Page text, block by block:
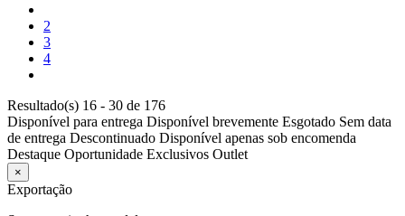
2
3
4
Resultado(s) 16 - 30 de 176
Disponível para entrega Disponível brevemente Esgotado Sem data
de entrega Descontinuado Disponível apenas sob encomenda
Destaque Oportunidade Exclusivos Outlet
×
Exportação